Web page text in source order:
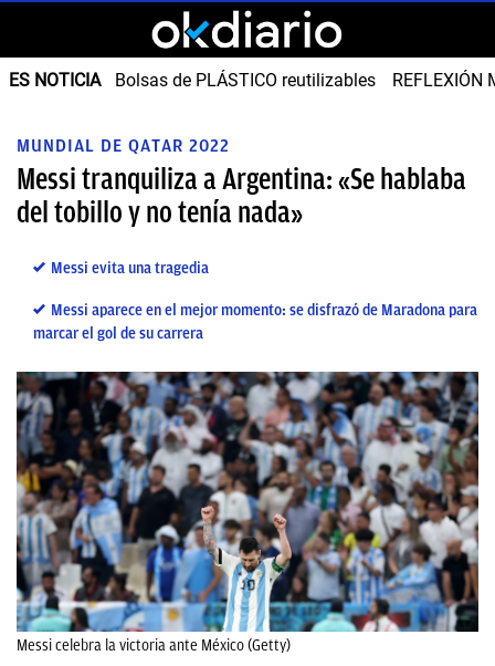
ES NOTICIA Bolsas de PLÁSTICO reutilizables REFLEXIÓN
MUNDIAL DE QATAR 2022
Messi tranquiliza a Argentina: «Se hablaba
del tobillo y no tenía nada»
Messi evita una tragedia
Messi aparece en el mejor momento: se disfrazó de Maradona para
marcar el gol de su carrera
Messi celebra la victoria ante México (Getty)